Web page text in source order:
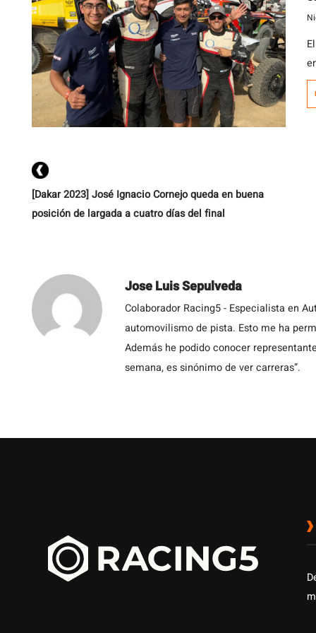
[Dakar 2023] José Ignacio Cornejo queda en buena
posición de largada a cuatro días del final
Jose Luis Sepulveda
Colaborador Racing5 - Especialista en
automovilismo de pista. Esto me ha
Además he podido conocer
semana, es sinónimo de ver carreras”.